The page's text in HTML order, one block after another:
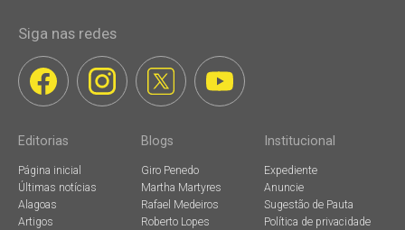
Siga nas redes
Editorias
Página inicial
Últimas notícias
Alagoas
Artigos
Blogs
Giro Penedo
Martha Martyres
Rafael Medeiros
Roberto Lopes
Institucional
Expediente
Anuncie
Sugestão de Pauta
Política de privacidade